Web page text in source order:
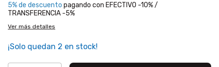
5% de descuento pagando con EFECTIVO -10% /
TRANSFERENCIA -5%
Ver más detalles
¡Solo quedan 2 en stock!